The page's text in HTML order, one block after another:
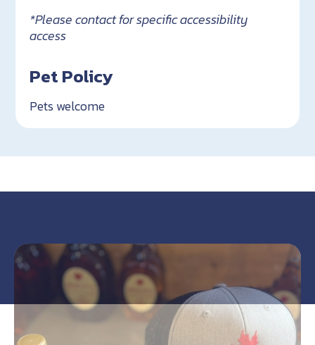
*Please contact for specific accessibility
access
Pet Policy
Pets welcome